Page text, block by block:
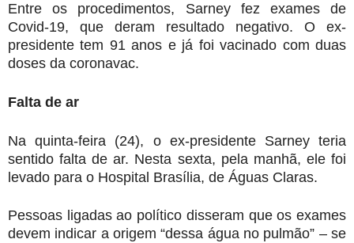
Entre os procedimentos, Sarney fez exames de
Covid-19, que deram resultado negativo. O ex-
presidente tem 91 anos e já foi vacinado com duas
doses da coronavac.
Falta de ar
Na quinta-feira (24), o ex-presidente Sarney teria
sentido falta de ar. Nesta sexta, pela manhã, ele foi
levado para o Hospital Brasília, de Águas Claras.
Pessoas ligadas ao político disseram que os exames
devem indicar a origem “dessa água no pulmão” – se